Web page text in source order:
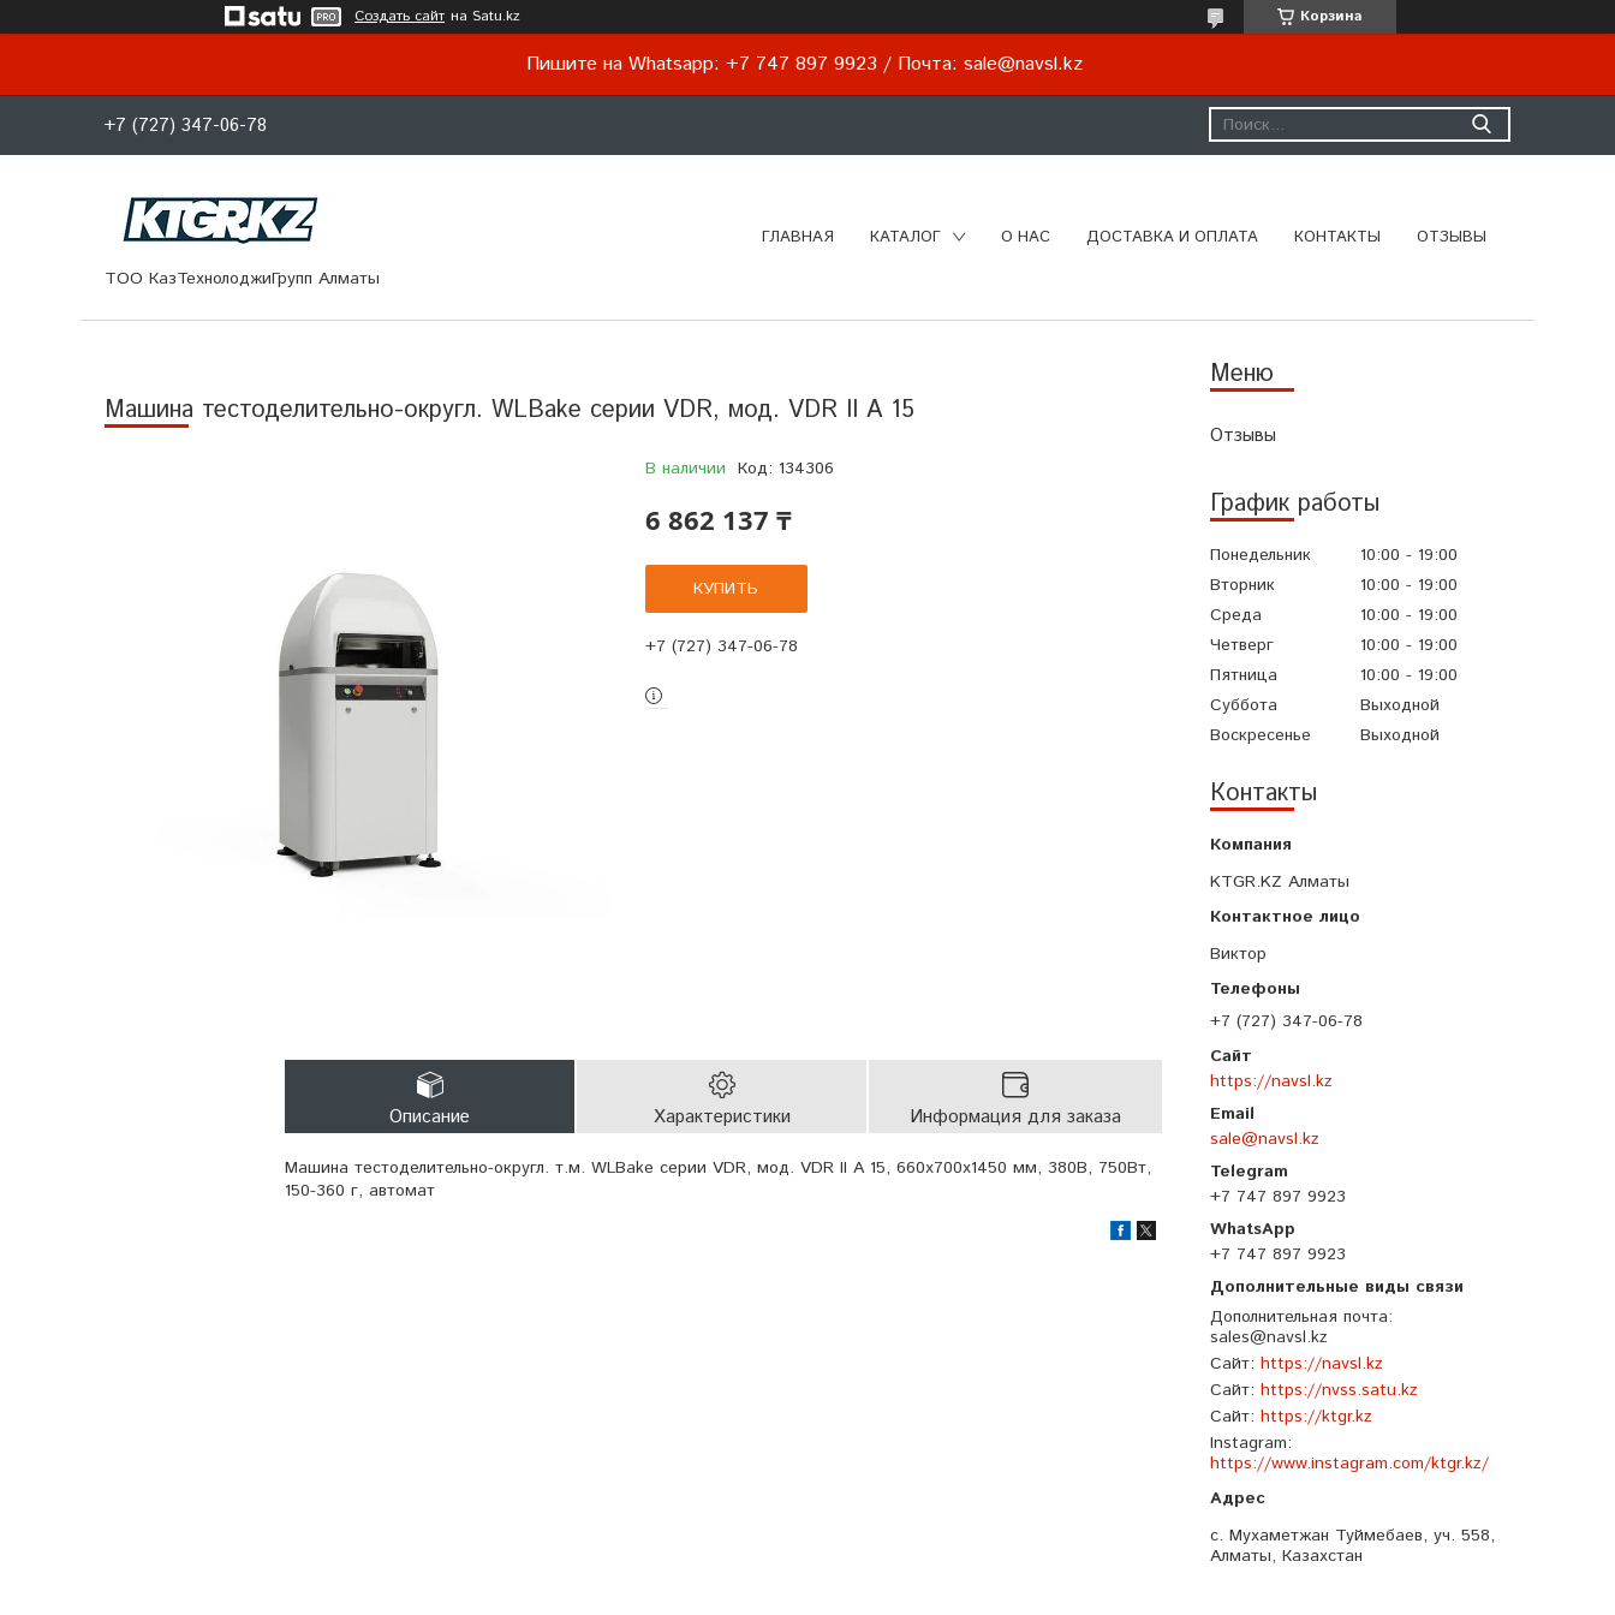
Создать сайт на Satu.kz Корзина
Пишите на Whatsapp: +7 747 897 9923 / Почта: sale@navsl.kz
+7 (727) 347-06-78
ТОО КазТехнолоджиГрупп Алматы
ГЛАВНАЯ КАТАЛОГ О НАС ДОСТАВКА И ОПЛАТА КОНТАКТЫ ОТЗЫВЫ
Отзывы
График работы
Понедельник 10:00
19:00
Вторник
10:00
19:00
Среда
10:00
19:00
Четверг
10:00
19:00
Пятница
10:00
19:00
Суббота
Выходной
Воскресенье
Выходной
Контакты
KTGR.KZ Алматы
Виктор
+7 (727) 347-06-78
https://navsl.kz
sale@navsl.kz
+7 747 897 9923
+7 747 897 9923
Дополнительная почта
sales@navsl.kz
Сайт https://navsl.kz
Сайт https://nvss.satu.kz
Сайт https://ktgr.kz
Instagram
https://www.instagram.com/ktgr.kz/
с. Мухаметжан Туймебаев, уч. 558,
Алматы, Казахстан
Машина тестоделительно-округл. WLBake серии VDR, мод. VDR II A 15
В наличии Код: 134306
6 862 137 ₸
КУПИТЬ
+7 (727) 347-06-78
Описание Характеристики Информация для заказа
Машина тестоделительно-округл. т.м. WLBake серии VDR, мод. VDR II A 15, 660x700x1450 мм, 380В, 750Вт,
150-360 г, автомат